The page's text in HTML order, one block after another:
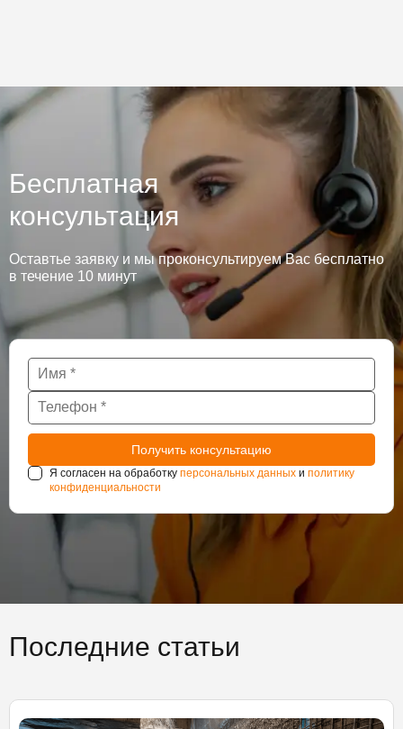
Бесплатная
консультация
Оставтье заявку и мы проконсультируем Вас бесплатно
в течение 10 минут
Я согласен на обработку персональных данных и политику
конфиденциальности
Последние статьи